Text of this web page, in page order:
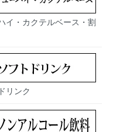
イ・カクテルベース・割
リンク